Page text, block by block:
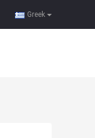
Greek